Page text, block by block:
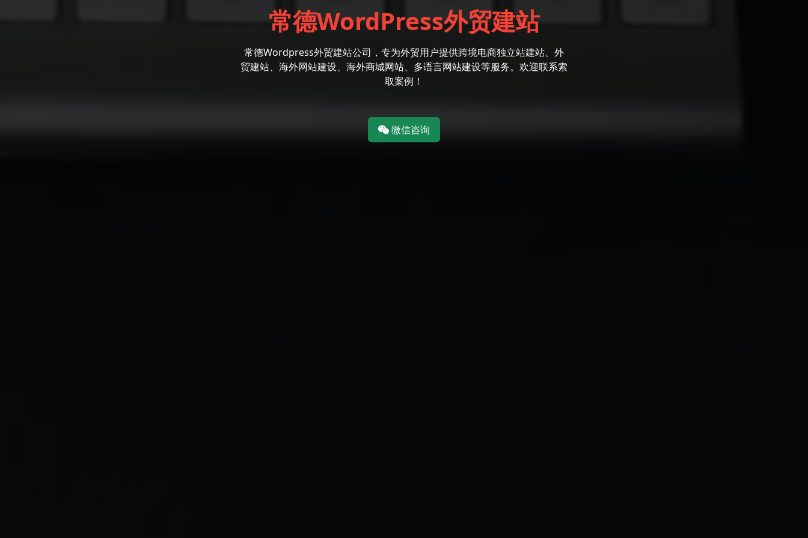
常德WordPress外贸建站
常德Wordpress外贸建站公司，专为外贸用户提供跨境电商独立站建站、外
贸建站、海外网站建设、海外商城网站、多语言网站建设等服务。欢迎联系索
取案例！
微信咨询